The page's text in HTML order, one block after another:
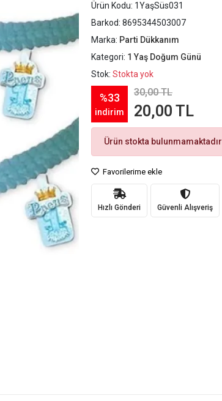
Ürün Kodu: 1YaşSüs031
Barkod: 8695344503007
Marka: Parti Dükkanım
Kategori: 1 Yaş Doğum Günü
Stok: Stokta yok
%33
indirim
30,00 TL
20,00 TL
Ürün stokta
Favorilerime ekle
Hızlı Gönderi Güvenli Alışveriş